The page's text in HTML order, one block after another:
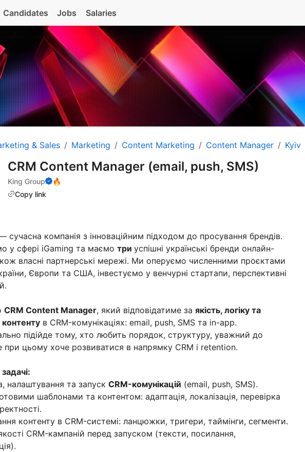
Candidates Jobs Salaries
& Sales Marketing Content Marketing Content Manager Kyiv
CRM Content Manager (email, push, SMS)
King Group
🔥
Copy link
сучасна компанія з інноваційним підходом до просування брендів.
у сфері iGaming та маємо три успішні українські бренди онлайн-
власні партнерські мережі. Ми оперуємо численними проєктами
Європи та США, інвестуємо у венчурні стартапи, перспективні
CRM Content Manager, який відповідатиме за якість, логіку та
контенту в CRM-комунікаціях: email, push, SMS та in-app.
підійде тому, хто любить порядок, структуру, уважний до
при цьому хоче розвиватися в напрямку CRM і retention.
налаштування та запуск CRM-комунікацій (email, push, SMS).
шаблонами та контентом: адаптація, локалізація, перевірка
контенту в CRM-системі: ланцюжки, тригери, таймінги, сегменти.
CRM-кампаній перед запуском (тексти, посилання,